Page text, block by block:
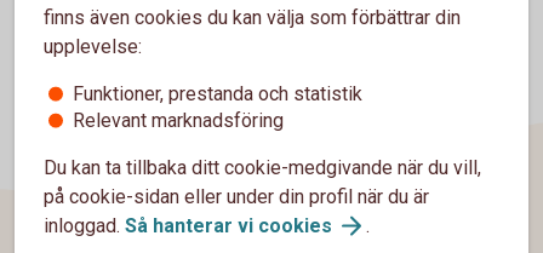
finns även cookies du kan välja som förbättrar din
upplevelse:
Funktioner, prestanda och statistik
Relevant marknadsföring
Du kan ta tillbaka ditt cookie-medgivande när du vill,
på cookie-sidan eller under din profil när du är
inloggad. Så hanterar vi cookies .